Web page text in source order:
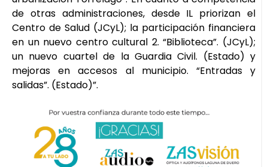
de otras administraciones, desde IL priorizan el
Centro de Salud (JCyL); la participación financiera
en un nuevo centro cultural 2. “Biblioteca”. (JCyL);
un nuevo cuartel de la Guardia Civil. (Estado) y
mejoras en accesos al municipio. “Entradas y
salidas”. (Estado)”.